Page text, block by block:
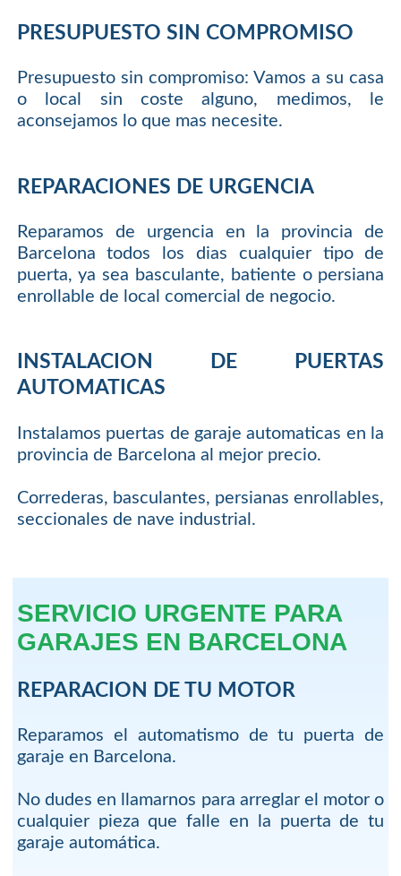
PRESUPUESTO SIN COMPROMISO
Presupuesto sin compromiso: Vamos a su casa
o local sin coste alguno, medimos, le
aconsejamos lo que mas necesite.
REPARACIONES DE URGENCIA
Reparamos de urgencia en la provincia de
Barcelona todos los dias cualquier tipo de
puerta, ya sea basculante, batiente o persiana
enrollable de local comercial de negocio.
INSTALACION DE PUERTAS
AUTOMATICAS
Instalamos puertas de garaje automaticas en la
provincia de Barcelona al mejor precio.
Correderas, basculantes, persianas enrollables,
seccionales de nave industrial.
SERVICIO URGENTE PARA
GARAJES EN BARCELONA
REPARACION DE TU MOTOR
Reparamos el automatismo de tu puerta de
garaje en Barcelona.
No dudes en llamarnos para arreglar el motor o
cualquier pieza que falle en la puerta de tu
garaje automática.